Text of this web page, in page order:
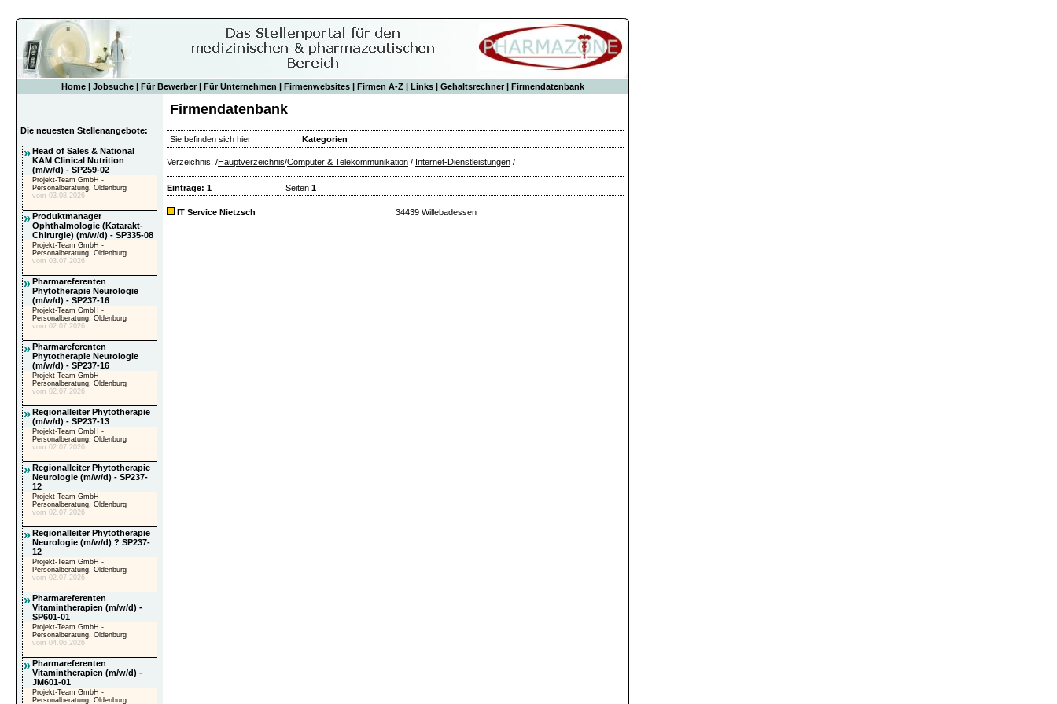
Home| Jobsuche| Für Bewerber| Für Unternehmen | Firmenwebsites| Firmen A-Z| Links| Gehaltsrechner| Firmendatenbank
Die neuesten Stellenangebote:
»Head of Sales & National
KAM Clinical Nutrition
(m/w/d) - SP259-02
Projekt-Team GmbH -
Personalberatung, Oldenburg
vom 03.08.2026
»Produktmanager
Ophthalmologie (Katarakt-
Chirurgie) (m/w/d) - SP335-08
Projekt-Team GmbH -
Personalberatung, Oldenburg
vom 03.07.2026
»Pharmareferenten
Phytotherapie Neurologie
(m/w/d) - SP237-16
Projekt-Team GmbH -
Personalberatung, Oldenburg
vom 02.07.2026
»Pharmareferenten
Phytotherapie Neurologie
(m/w/d) - SP237-16
Projekt-Team GmbH -
Personalberatung, Oldenburg
vom 02.07.2026
»Regionalleiter Phytotherapie
(m/w/d) - SP237-13
Projekt-Team GmbH -
Personalberatung, Oldenburg
vom 02.07.2026
»Regionalleiter Phytotherapie
Neurologie (m/w/d) - SP237-
12
Projekt-Team GmbH -
Personalberatung, Oldenburg
vom 02.07.2026
»Regionalleiter Phytotherapie
Neurologie (m/w/d) ? SP237-
12
Projekt-Team GmbH -
Personalberatung, Oldenburg
vom 02.07.2026
»Pharmareferenten
Vitamintherapien (m/w/d) -
SP601-01
Projekt-Team GmbH -
Personalberatung, Oldenburg
vom 04.06.2026
»Pharmareferenten
Vitamintherapien (m/w/d) -
JM601-01
Projekt-Team GmbH -
Personalberatung, Oldenburg
Firmendatenbank
Sie befinden sich hier: Kategorien
Verzeichnis: /Hauptverzeichnis/Computer & Telekommunikation / Internet-Dienstleistungen /
Einträge: 1 Seiten 1
IT Service Nietzsch 34439 Willebadessen